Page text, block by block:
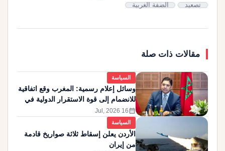
تصعيد
الضفة الغربية
مقالات ذات صلة
السياسة
وسائل إعلام رسمية: المغرب وقع اتفاقية
للانضمام إلى قوة الاستقرار الدولية في
غزة
calendar_month
16 Jul, 2026
السياسة
الأردن يعلن إسقاط ثلاثة صواريخ قادمة
من إيران